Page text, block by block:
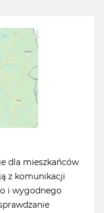
dla mieszkańców
z komunikacji
i wygodnego